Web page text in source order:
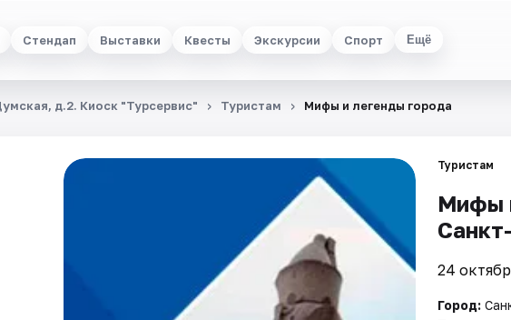
Стендап Выставки Квесты Экскурсии Спорт Ещё
д.2. Киоск "Турсервис" Туристам Мифы и легенды города
Туристам
Мифы
24
Город: